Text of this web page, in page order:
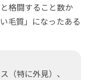
格闘すること数か
毛質」になったある
（特に外見）、